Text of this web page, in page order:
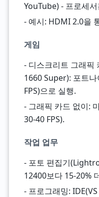
YouTube) - 프로세
- 예시: HDMI 2.0을
게임
- 디스크리트 그래픽
1660 Super): 포트
FPS)으로 실행.
- 그래픽 카드 없이:
30-40 FPS).
작업 업무
- 포토 편집기
12400보다 15-20%
- 프로그래밍: